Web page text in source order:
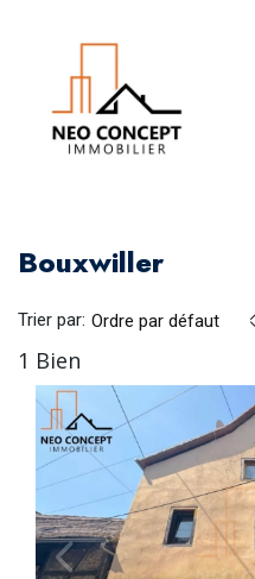
Bouxwiller
1 Bien
Trier par: Ordre par défaut